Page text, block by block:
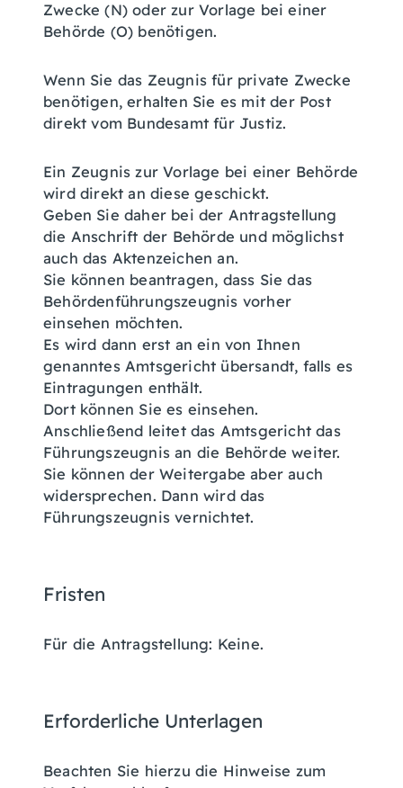
Zwecke (N) oder zur Vorlage bei einer
Behörde (O) benötigen.
Wenn Sie das Zeugnis für private Zwecke
benötigen, erhalten Sie es mit der Post
direkt vom Bundesamt für Justiz.
Ein Zeugnis zur Vorlage bei einer Behörde
wird direkt an diese geschickt.
Geben Sie daher bei der Antragstellung
die Anschrift der Behörde und möglichst
auch das Aktenzeichen an.
Sie können beantragen, dass Sie das
Behördenführungszeugnis vorher
einsehen möchten.
Es wird dann erst an ein von Ihnen
genanntes Amtsgericht übersandt, falls es
Eintragungen enthält.
Dort können Sie es einsehen.
Anschließend leitet das Amtsgericht das
Führungszeugnis an die Behörde weiter.
Sie können der Weitergabe aber auch
widersprechen. Dann wird das
Führungszeugnis vernichtet.
Fristen
Für die Antragstellung: Keine.
Erforderliche Unterlagen
Beachten Sie hierzu die Hinweise zum